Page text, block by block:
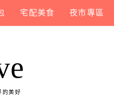
宅配美食 夜市專區
的美好